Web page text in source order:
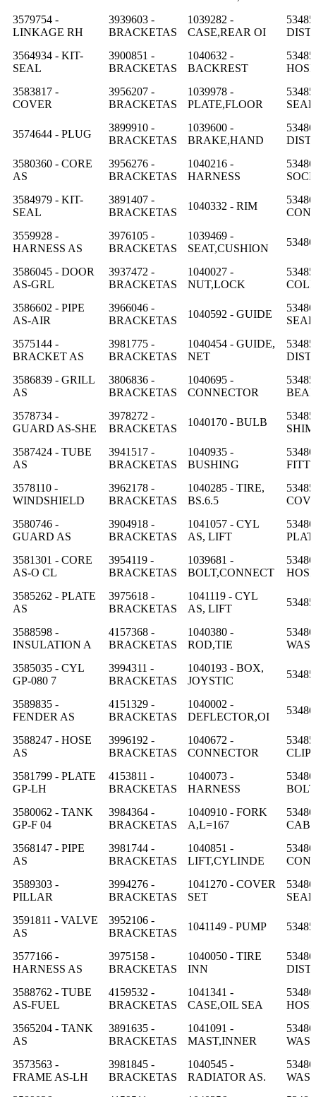
3579754 -
LINKAGE RH
3939603 -
BRACKETAS
1039282 -
CASE,REAR OI
3564934 - KIT-
SEAL
3900851 -
BRACKETAS
1040632 -
BACKREST
HOSE
3583817 -
COVER
3956207 -
BRACKETAS
1039978 -
PLATE,FLOOR
SEAL
3574644 - PLUG
3899910 -
BRACKETAS
1039600 -
BRAKE,HAND
3580360 - CORE
AS
3956276 -
BRACKETAS
1040216 -
HARNESS
3584979 - KIT-
SEAL
3891407 -
BRACKETAS
1040332 - RIM
3559928 -
HARNESS AS
3976105 -
BRACKETAS
1039469 -
SEAT,CUSHION
3586045 - DOOR
AS-GRL
3937472 -
BRACKETAS
1040027 -
NUT,LOCK
3586602 - PIPE
AS-AIR
3966046 -
BRACKETAS
1040592 - GUIDE
SEAL
3575144 -
BRACKET AS
3981775 -
BRACKETAS
1040454 - GUIDE,
NET
3586839 - GRILL
AS
3806836 -
BRACKETAS
1040695 -
CONNECTOR
3578734 -
GUARD AS-SHE
3978272 -
BRACKETAS
1040170 - BULB
SHIM
3587424 - TUBE
AS
3941517 -
BRACKETAS
1040935 -
BUSHING
3578110 -
WINDSHIELD
3962178 -
BRACKETAS
1040285 - TIRE,
BS.6.5
3580746 -
GUARD AS
3904918 -
BRACKETAS
1041057 - CYL
AS, LIFT
3581301 - CORE
AS-O CL
3954119 -
BRACKETAS
1039681 -
BOLT,CONNECT
HOSE
3585262 - PLATE
AS
3975618 -
BRACKETAS
1041119 - CYL
AS, LIFT
3588598 -
INSULATION A
4157368 -
BRACKETAS
1040380 -
ROD,TIE
3585035 - CYL
GP-080 7
3994311 -
BRACKETAS
1040193 - BOX,
JOYSTIC
3589835 -
FENDER AS
4151329 -
BRACKETAS
1040002 -
DEFLECTOR,OI
3588247 - HOSE
AS
3996192 -
BRACKETAS
1040672 -
CONNECTOR
CLIP
3581799 - PLATE
GP-LH
4153811 -
BRACKETAS
1040073 -
HARNESS
BOLT
3580062 - TANK
GP-F 04
3984364 -
BRACKETAS
1040910 - FORK
A,L=167
3568147 - PIPE
AS
3981744 -
BRACKETAS
1040851 -
LIFT,CYLINDE
3589303 -
PILLAR
3994276 -
BRACKETAS
1041270 - COVER
SET
SEAL
3591811 - VALVE
AS
3952106 -
BRACKETAS
1041149 - PUMP
3577166 -
HARNESS AS
3975158 -
BRACKETAS
1040050 - TIRE
INN
3588762 - TUBE
AS-FUEL
4159532 -
BRACKETAS
1041341 -
CASE,OIL SEA
HOSE
3565204 - TANK
AS
3891635 -
BRACKETAS
1041091 -
MAST,INNER
3573563 -
FRAME AS-LH
3981845 -
BRACKETAS
1040545 -
RADIATOR AS.